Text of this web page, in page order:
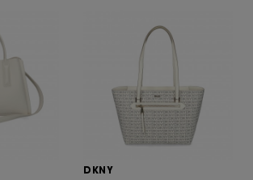
DKNY